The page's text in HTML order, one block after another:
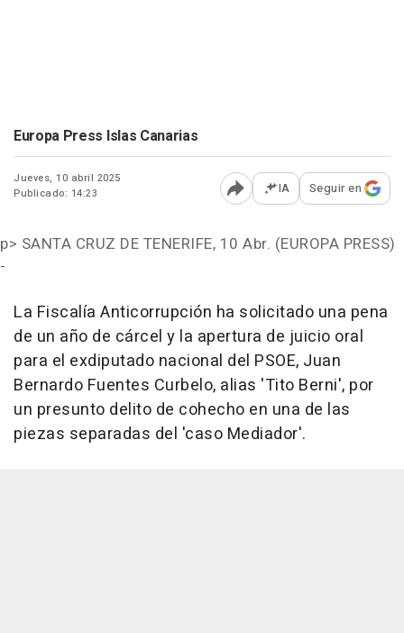
Europa Press Islas Canarias
Jueves, 10 abril 2025
Publicado: 14:23
Abrir opciones para
IA Seguir en
p> SANTA CRUZ DE TENERIFE, 10 Abr. (EUROPA PRESS)
-
La Fiscalía Anticorrupción ha solicitado una pena
de un año de cárcel y la apertura de juicio oral
para el exdiputado nacional del PSOE, Juan
Bernardo Fuentes Curbelo, alias 'Tito Berni', por
un presunto delito de cohecho en una de las
piezas separadas del 'caso Mediador'.